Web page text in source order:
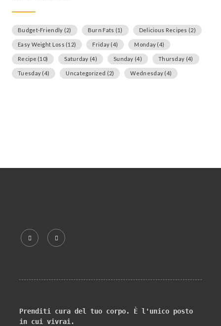
Budget-Friendly (2) Burn Fats (1) Delicious Recipes (2)
Easy Weight Loss (12) Friday (4) Monday (4)
Recipe (10) Saturday (4) Sunday (4) Thursday (4)
Tuesday (4) Uncategorized (2) Wednesday (4)
Prenditi cura del tuo corpo. È l'unico posto
in cui vivrai.